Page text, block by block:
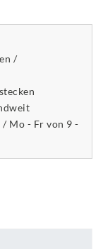
/
/ Mo - Fr von 9 -